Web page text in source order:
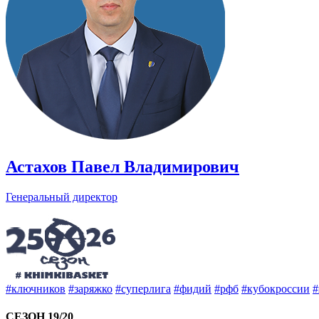
Астахов Павел Владимирович
Генеральный директор
#ключников #заряжко #суперлига #фидий #рфб #кубокроссии
СЕЗОН 19/20